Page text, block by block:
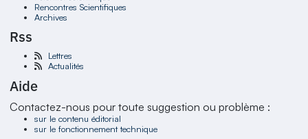
Rencontres Scientifiques
Archives
Rss
Lettres
Actualités
Aide
Contactez-nous pour toute suggestion ou problème :
sur le contenu éditorial
sur le fonctionnement technique